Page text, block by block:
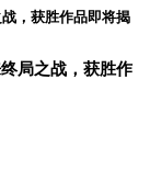
，获胜作品即将揭
局之战，获胜作